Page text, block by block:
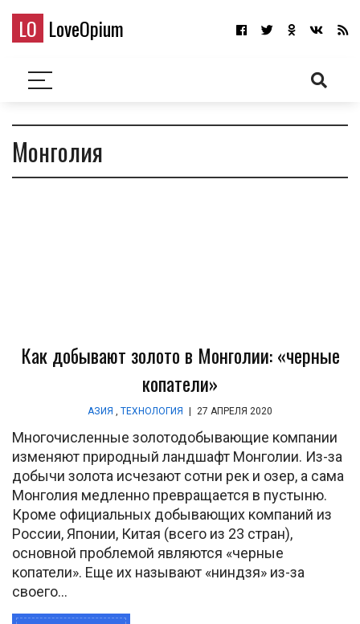
LO LoveOpium
Монголия
Как добывают золото в Монголии: «черные
копатели»
АЗИЯ , ТЕХНОЛОГИЯ 27 АПРЕЛЯ 2020
Многочисленные золотодобывающие компании
изменяют природный ландшафт Монголии. Из-за
добычи золота исчезают сотни рек и озер, а сама
Монголия медленно превращается в пустыню.
Кроме официальных добывающих компаний из
России, Японии, Китая (всего из 23 стран),
основной проблемой являются «черные
копатели». Еще их называют «ниндзя» из-за
своего...